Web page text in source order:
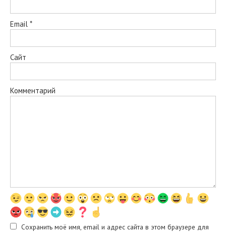
Email *
Сайт
Комментарий
Сохранить моё имя, email и адрес сайта в этом браузере для